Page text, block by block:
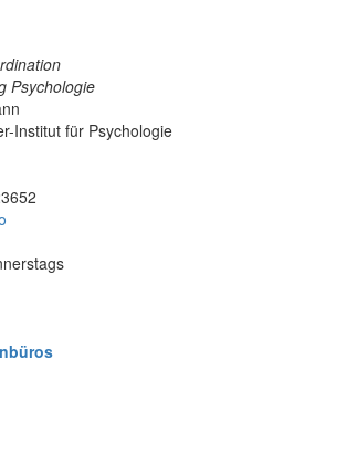
Psychologie
Institut für Psychologie